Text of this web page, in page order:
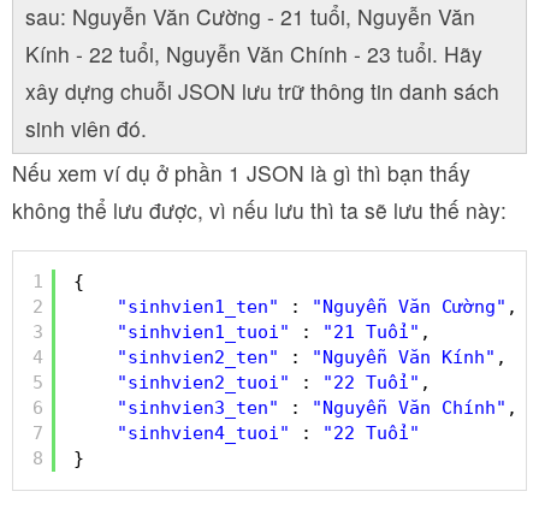
sau: Nguyễn Văn Cường - 21 tuổi, Nguyễn Văn
Kính - 22 tuổi, Nguyễn Văn Chính - 23 tuổi. Hãy
xây dựng chuỗi JSON lưu trữ thông tin danh sách
sinh viên đó.
Nếu xem ví dụ ở phần 1 JSON là gì thì bạn thấy
không thể lưu được, vì nếu lưu thì ta sẽ lưu thế này:
1
2
3
4
5
6
7
8
{
"sinhvien1_ten"
: "Nguyễn Văn Cường" ,
"sinhvien1_tuoi"
: "21 Tuổi" ,
"sinhvien2_ten"
: "Nguyễn Văn Kính" ,
"sinhvien2_tuoi"
: "22 Tuổi" ,
"sinhvien3_ten"
: "Nguyễn Văn Chính" ,
"sinhvien4_tuoi"
:
"22 Tuổi"
}